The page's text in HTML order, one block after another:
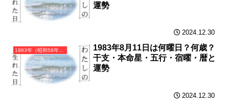
運勢
2024.12.30
1983年（昭和58年）癸亥（みずのとい）・亥年（いのしし年）カレンダー（月曜はじまり）
1983年8月11日は何曜日？何歳？
干支・本命星・五行・宿曜・暦と
運勢
2024.12.30